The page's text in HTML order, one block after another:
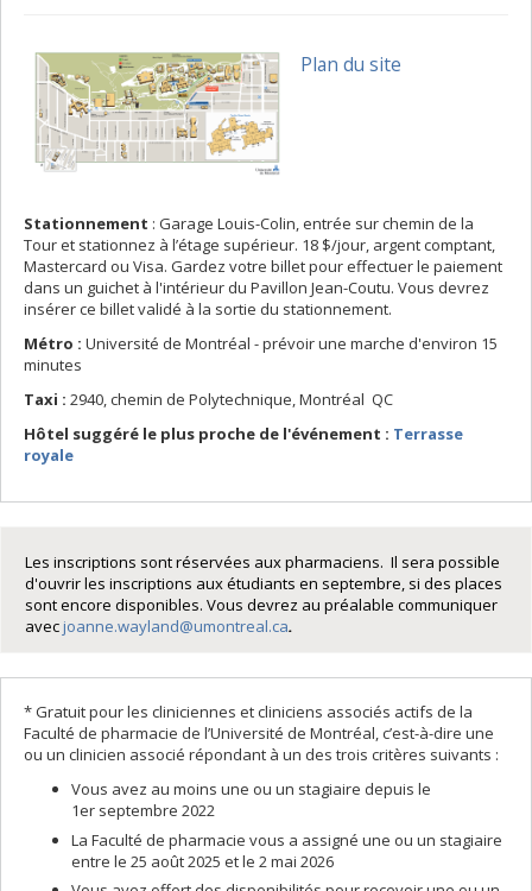
Plan du site
Stationnement : Garage Louis-Colin, entrée sur chemin de la
Tour et stationnez à l’étage supérieur. 18 $/jour, argent comptant,
Mastercard ou Visa. Gardez votre billet pour effectuer le paiement
dans un guichet à l'intérieur du Pavillon Jean-Coutu. Vous devrez
insérer ce billet validé à la sortie du stationnement.
Métro : Université de Montréal - prévoir une marche d'environ 15
minutes
Taxi : 2940, chemin de Polytechnique, Montréal QC
Hôtel suggéré le plus proche de l'événement : Terrasse
royale
Les inscriptions sont réservées aux pharmaciens. Il sera possible
d'ouvrir les inscriptions aux étudiants en septembre, si des places
sont encore disponibles. Vous devrez au préalable communiquer
avecjoanne.wayland@umontreal.ca.
* Gratuit pour les cliniciennes et cliniciens associés actifs de la
Faculté de pharmacie de l’Université de Montréal, c’est-à-dire une
ou un clinicien associé répondant à un des trois critères suivants :
Vous avez au moins une ou un stagiaire depuis le
1er septembre 2022
La Faculté de pharmacie vous a assigné une ou un stagiaire
entre le 25 août 2025 et le 2 mai 2026